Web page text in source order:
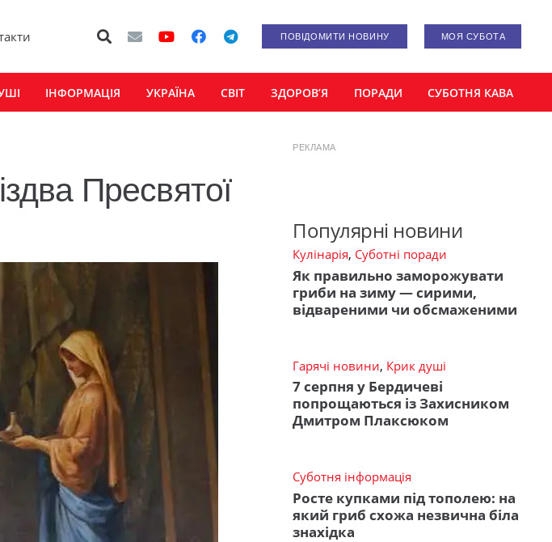
ПОВІДОМИТИ НОВИНУ МОЯ СУБОТА
ІНФОРМАЦІЯ УКРАЇНА СВІТ ЗДОРОВ’Я ПОРАДИ СУБОТНЯ КАВА
Пресвятої
РЕКЛАМА
Популярні новини
Кулінарія, Суботні поради
Як правильно заморожувати
гриби на зиму — сирими,
відвареними чи обсмаженими
Гарячі новини, Крик душі
7 серпня у Бердичеві
попрощаються із Захисником
Дмитром Плаксюком
Суботня інформація
Росте купками під тополею: на
який гриб схожа незвична біла
знахідка